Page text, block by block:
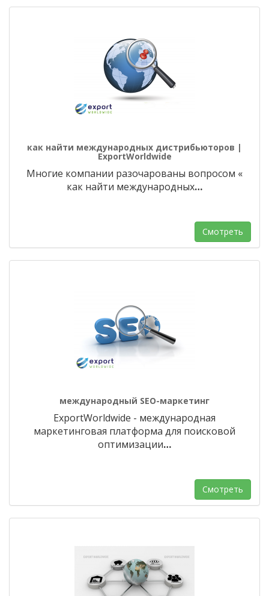
как найти международных дистрибьюторов |
ExportWorldwide
Многие компании разочарованы вопросом «
как найти международных…
Смотреть
международный SEO-маркетинг
ExportWorldwide - международная
маркетинговая платформа для поисковой
оптимизации…
Смотреть